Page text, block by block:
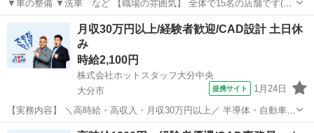
▼車の整備 ▼洗車 など 【職場の雰囲気】 全体で15名の店舗です(男
性13名／女性2名) 部署は男性7名で、しっかり教えてもらえる環境な
ので安心♪ 自動車整備士3級の資格があればOK！ 大手企業で経験を積
むチャンスです◎...
大分 別府市 その他
月収30万円以上/経験者歓迎/CAD設計 土日休
み
時給2,100円
株式会社ホットスタッフ大分中央
大分市
提携サイト 1月24日
【実務内容】 ＼高時給・高収入・月収30万円以上／ 半導体・自動車関
連事業を主事業としている グローバル企業さんです◎ 設計現場の生産
大分 大分市 その他